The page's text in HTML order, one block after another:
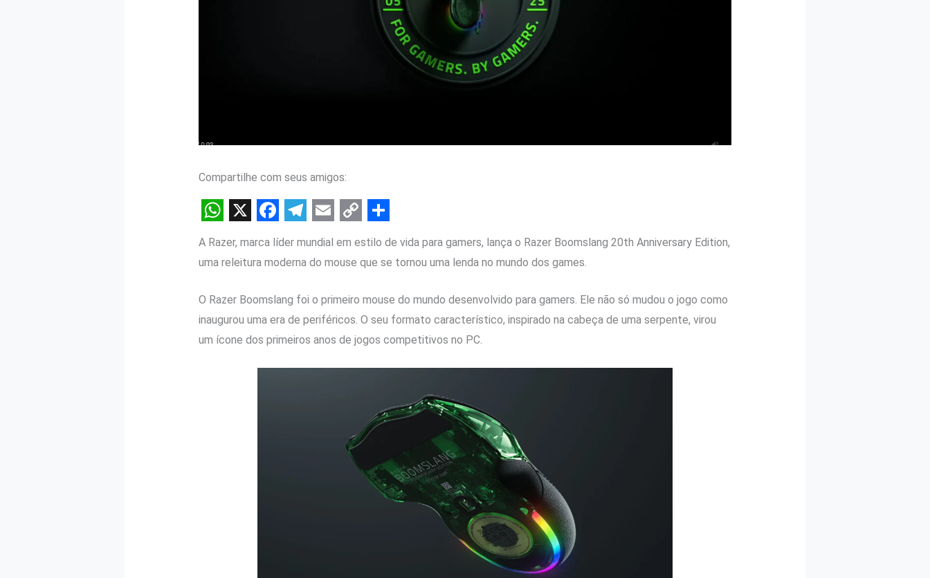
Compartilhe com seus amigos:
W
h
t
s
A
a
e
b
o
o
e
e
g
r
a
E
m
i
l
o
y
L
i
n
S
h
r
e
A Razer, marca líder mundial em estilo de vida para gamers, lança o Razer Boomslang 20th Anniversary Edition,
uma releitura moderna do mouse que se tornou uma lenda no mundo dos games.
O Razer Boomslang foi o primeiro mouse do mundo desenvolvido para gamers. Ele não só mudou o jogo como
inaugurou uma era de periféricos. O seu formato característico, inspirado na cabeça de uma serpente, virou
um ícone dos primeiros anos de jogos competitivos no PC.